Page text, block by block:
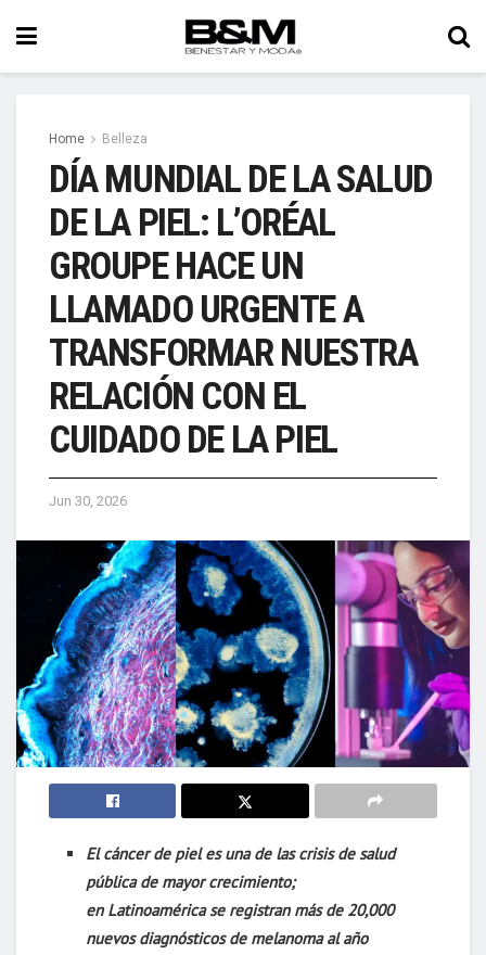
Home Belleza
DÍA MUNDIAL DE LA SALUD
DE LA PIEL: L’ORÉAL
GROUPE HACE UN
LLAMADO URGENTE A
TRANSFORMAR NUESTRA
RELACIÓN CON EL
CUIDADO DE LA PIEL
Jun 30, 2026
El cáncer de piel es una de las crisis de salud
pública de mayor crecimiento;
enLatinoaméricase registranmás de 20,000
nuevos diagnósticos de melanoma al año